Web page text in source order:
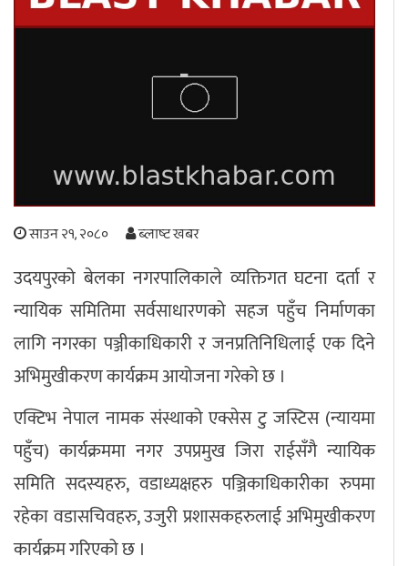
अपराध
छापा संस्करण अर्थ बिचार सम्पादकीय
विशेष
अन्तर्राष्ट्रिय / प्रवास
अन्तरवार्ता संस्कृति साहित्य
ब्लग/रिभ्यु
राशिफल
साउन २१, २०८० ब्लाष्ट खबर
उदयपुरको बेलका नगरपालिकाले व्यक्तिगत घटना दर्ता र
न्यायिक समितिमा सर्वसाधारणको सहज पहुँच निर्माणका
लागि नगरका पञ्जीकाधिकारी र जनप्रतिनिधिलाई एक दिने
अभिमुखीकरण कार्यक्रम आयोजना गरेको छ ।
एक्टिभ नेपाल नामक संस्थाको एक्सेस टु जस्टिस (न्यायमा
पहुँच) कार्यक्रममा नगर उपप्रमुख जिरा राईसँगै न्यायिक
समिति सदस्यहरु, वडाध्यक्षहरु पञ्जिकाधिकारीका रुपमा
रहेका वडासचिवहरु, उजुरी प्रशासकहरुलाई अभिमुखीकरण
कार्यक्रम गरिएको छ ।